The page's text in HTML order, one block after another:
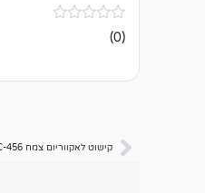
אין
ביקורות
(0)
קישוט לאקווריום צמח SC-456